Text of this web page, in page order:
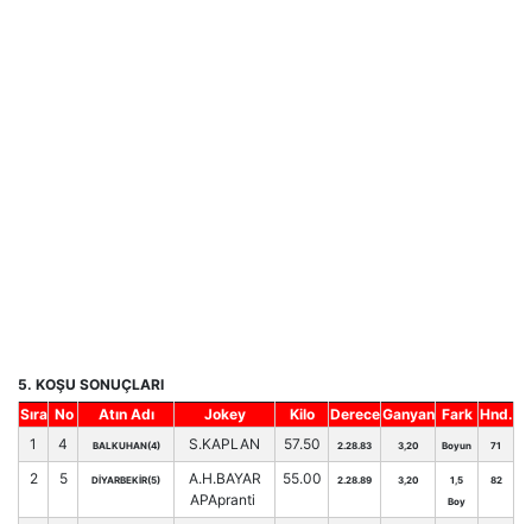
5. KOŞU SONUÇLARI
Sıra No Atın Adı Jokey Kilo DereceGanyan Fark Hnd.
1
4 BALKUHAN(4) S.KAPLAN 57.50 2.28.83 3,20 Boyun 71
2 5 DİYARBEKİR(5)
A.H.BAYAR
APApranti
55.00 2.28.89 3,20
1,5
Boy
82